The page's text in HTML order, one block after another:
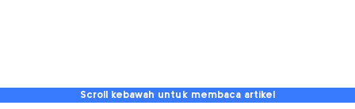
Scroll kebawah untuk membaca artikel